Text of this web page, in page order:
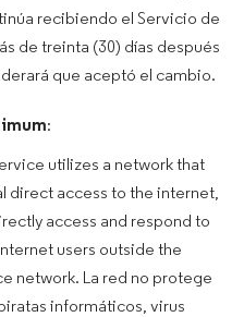
recibiendo el Servicio de
de treinta (30) días después
que aceptó el cambio.
:
utilizes a network that
direct access to the internet,
access and respond to
users outside the
network. La red no protege
informáticos, virus